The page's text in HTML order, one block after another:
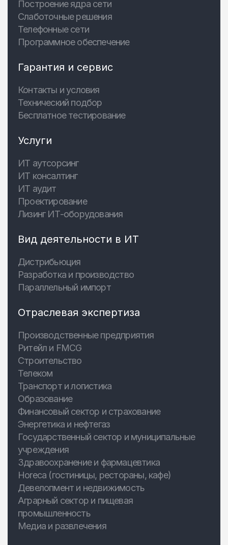
Построение ядра сети
Слаботочные решения
Телефонные сети
Программное обеспечение
Гарантия и сервис
Контакты и условия
Технический подбор
Бесплатное тестирование
Услуги
ИТ аутсорсинг
ИТ консалтинг
ИТ аудит
Проектирование
Лизинг ИТ-оборудования
Вид деятельности в ИТ
Дистрибьюция
Разработка и производство
Параллельный импорт
Отраслевая экспертиза
Производственные предприятия
Ритейл и FMCG
Строительство
Телеком
Транспорт и логистика
Образование
Финансовый сектор и страхование
Энергетика и нефтегаз
Государственный сектор и муниципальные
учреждения
Здравоохранение и фармацевтика
Horeca (гостиницы, рестораны, кафе)
Девелопмент и недвижимость
Аграрный сектор и пищевая
промышленность
Медиа и развлечения